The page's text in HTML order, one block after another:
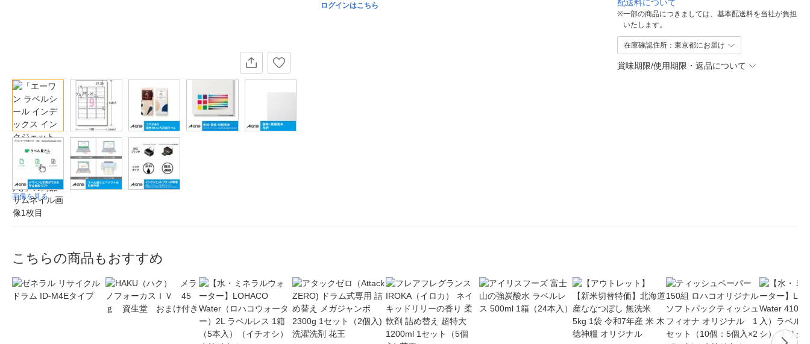
画像を見る
ログインはこちら
配送料について
※一部の商品につきましては、基本配送料を当社が負担
いたします。
在庫確認住所：東京都にお届け
賞味期限/使用期限・返品について
こちらの商品もおすすめ